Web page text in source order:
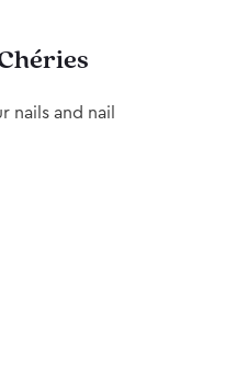
nails and nail